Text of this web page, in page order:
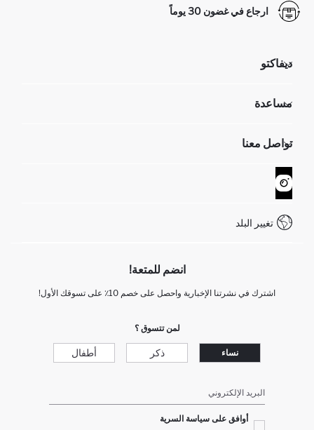
ارجاع في غضون 30 يوماً
ديفاكتو
تعرف علينا
GIFT CLUB
مساعدة
عمليات الارجاع و الاستبدال السهلة
تتبع الشحنة
كيف يمكنك التسوق في ديفاكتو ؟
تواصل معنا
نموذج الاتصال
خدمة العملاء
تغيير البلد
انضم للمتعة!
اشترك في نشرتنا الإخبارية واحصل على خصم 10٪ على تسوقك الأول!
لمن تتسوق ؟
نساء ذكر أطفال
البريد الإلكتروني
أوافق على سياسة السرية